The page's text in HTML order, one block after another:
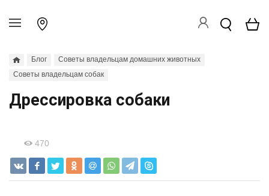
Блог
Советы владельцам домашних животных
Советы владельцам собак
Дрессировка собаки
470